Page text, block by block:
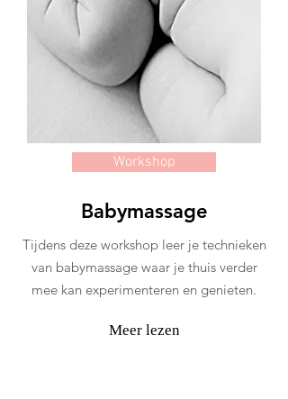
Workshop
Babymassage
Tijdens deze workshop leer je technieken
van babymassage waar je thuis verder
mee kan experimenteren en genieten.
Meer lezen